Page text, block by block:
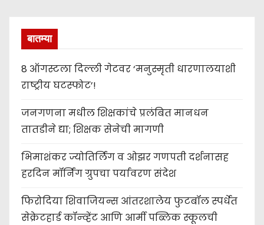
बातम्या
8 ऑगस्टला दिल्ली गेटवर ‘मनुस्मृती धारणालयाशी
राष्ट्रीय घटस्फोट’!
जनगणना मधील शिक्षकांचे प्रलंबित मानधन
तातडीने द्या; शिक्षक सेनेची मागणी
भिमाशंकर ज्योतिर्लिंग व ओझर गणपती दर्शनासह
हरदिन मॉर्निंग ग्रुपचा पर्यावरण संदेश
फिरोदिया शिवाजियन्स आंतरशालेय फुटबॉल स्पर्धेत
सेक्रेटहार्ड कॉन्व्हेंट आणि आर्मी पब्लिक स्कूलची